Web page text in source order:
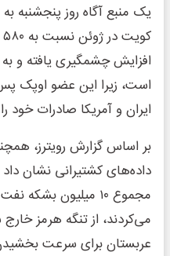
یک منبع آگاه روز پنجشنبه
است، زیرا این عضو اوپک
ایران و آمریکا صادرات خود
بر اساس گزارش رویترز،
داده‌های کشتیرانی نشان
مجموع ۱۰ میلیون
می‌کردند، از تنگه هرمز
عربستان برای سرعت